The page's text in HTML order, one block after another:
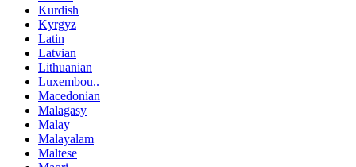
Kurdish
Kyrgyz
Latin
Latvian
Lithuanian
Luxembou..
Macedonian
Malagasy
Malay
Malayalam
Maltese